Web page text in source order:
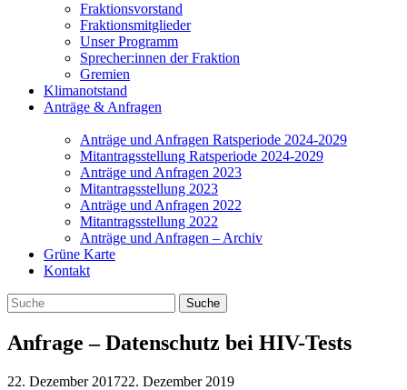
Fraktionsvorstand
Fraktionsmitglieder
Unser Programm
Sprecher:innen der Fraktion
Gremien
Klimanotstand
Anträge & Anfragen
Anträge und Anfragen Ratsperiode 2024-2029
Mitantragsstellung Ratsperiode 2024-2029
Anträge und Anfragen 2023
Mitantragsstellung 2023
Anträge und Anfragen 2022
Mitantragsstellung 2022
Anträge und Anfragen – Archiv
Grüne Karte
Kontakt
Anfrage – Datenschutz bei HIV-Tests
22. Dezember 201722. Dezember 2019